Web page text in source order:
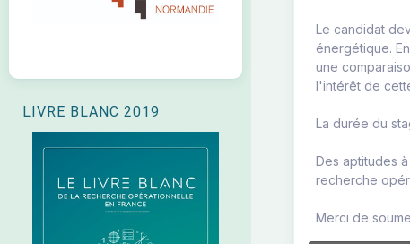
LIVRE BLANC 2019
Le candidat
énergétique.
une
l'intérêt de
La durée du
Des aptitudes
recherche
Merci de